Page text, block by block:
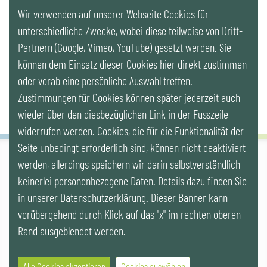
LinkedIn
Newsletter
IG LEBENSZYKLUS BAU
Wipplingerstr. 10/Top 9, Stoß im Himmel, A-1010 Wien
office@ig-lebenszyklus.at
Kontakt
Videos |Veranstaltungen
Wir verwenden auf unserer Webseite Cookies für
unterschiedliche Zwecke, wobei diese teilweise von Dritt-
Partnern (Google, Vimeo, YouTube) gesetzt werden. Sie
können dem Einsatz dieser Cookies hier direkt zustimmen
oder vorab eine persönliche Auswahl treffen.
Zustimmungen für Cookies können später jederzeit auch
wieder über den diesbezüglichen Link in der Fusszeile
widerrufen werden. Cookies, die für die Funktionalität der
Seite unbedingt erforderlich sind, können nicht deaktiviert
werden, allerdings speichern wir darin selbstverständlich
keinerlei personenbezogene Daten. Details dazu finden Sie
in unserer Datenschutzerklärung. Dieser Banner kann
vorübergehend durch Klick auf das "x" im rechten oberen
Rand ausgeblendet werden.